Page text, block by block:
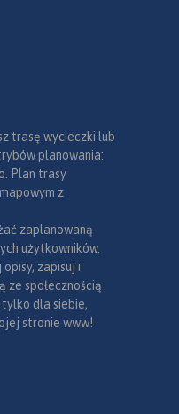
trasę wycieczki lub
planowania:
Plan trasy
z
zaplanowaną
użytkowników.
zapisuj i
ze społecznością
dla siebie,
stronie www!